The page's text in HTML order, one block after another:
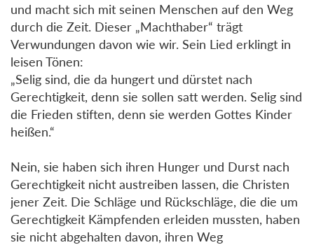
und macht sich mit seinen Menschen auf den Weg
durch die Zeit. Dieser „Machthaber“ trägt
Verwundungen davon wie wir. Sein Lied erklingt in
leisen Tönen:
„Selig sind, die da hungert und dürstet nach
Gerechtigkeit, denn sie sollen satt werden. Selig sind
die Frieden stiften, denn sie werden Gottes Kinder
heißen.“
Nein, sie haben sich ihren Hunger und Durst nach
Gerechtigkeit nicht austreiben lassen, die Christen
jener Zeit. Die Schläge und Rückschläge, die die um
Gerechtigkeit Kämpfenden erleiden mussten, haben
sie nicht abgehalten davon, ihren Weg